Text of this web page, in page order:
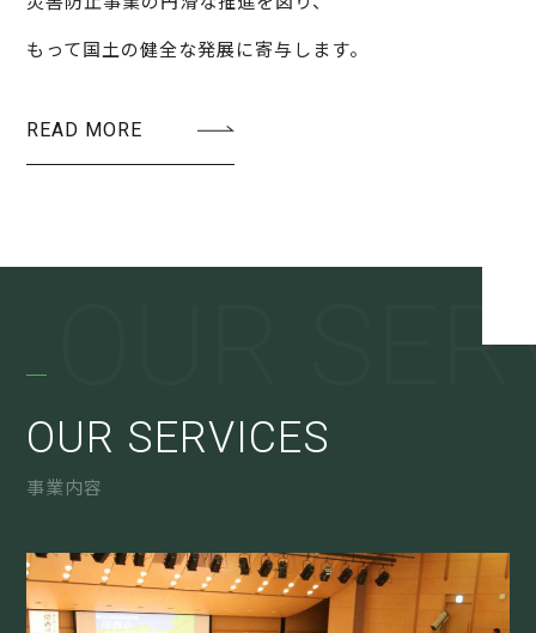
もって国土の健全な発展に寄与します。
READ MORE
OUR SERVICES
事業内容
OUR